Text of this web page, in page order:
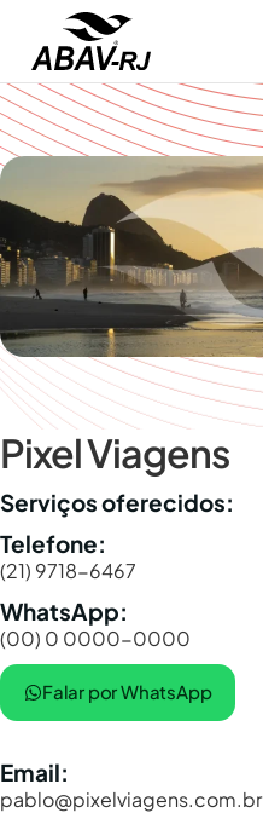
Pixel Viagens
Serviços oferecidos:
Telefone:
(21) 9718-6467
WhatsApp:
(00) 0 0000-0000
Falar por WhatsApp
Email:
pablo@pixelviagens.com.br